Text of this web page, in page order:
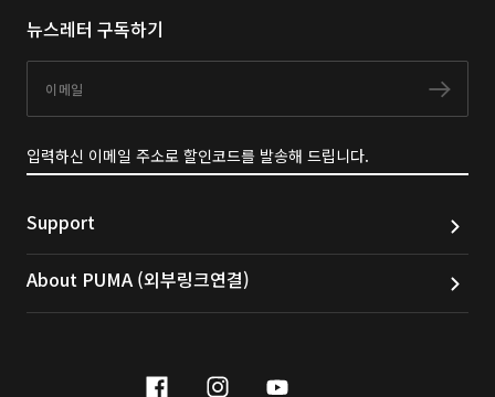
뉴스레터 구독하기
구독
입력하신 이메일 주소로 할인코드를 발송해 드립니다.
Support
About PUMA (외부링크연결)